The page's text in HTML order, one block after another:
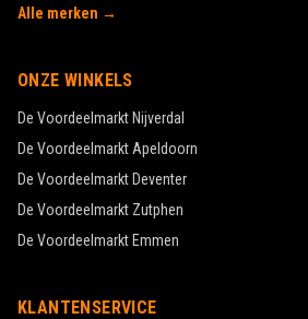
Alle merken →
ONZE WINKELS
De Voordeelmarkt Nijverdal
De Voordeelmarkt Apeldoorn
De Voordeelmarkt Deventer
De Voordeelmarkt Zutphen
De Voordeelmarkt Emmen
KLANTENSERVICE